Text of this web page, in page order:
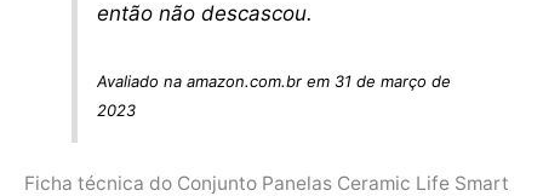
então não descascou.
Avaliado na amazon.com.br em 31 de março de
2023
Ficha técnica do Conjunto Panelas Ceramic Life Smart